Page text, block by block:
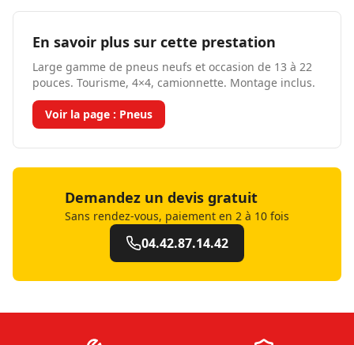
En savoir plus sur cette prestation
Large gamme de pneus neufs et occasion de 13 à 22
pouces. Tourisme, 4×4, camionnette. Montage inclus.
Voir la page : Pneus
Demandez un devis gratuit
Sans rendez-vous, paiement en 2 à 10 fois
04.42.87.14.42